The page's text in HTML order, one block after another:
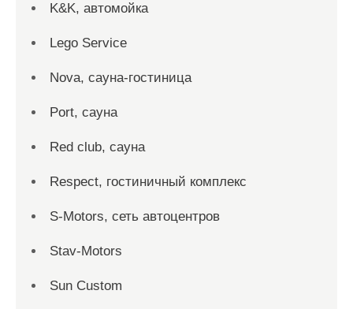
K&K, автомойка
Lego Service
Nova, сауна-гостиница
Port, сауна
Red сlub, сауна
Respect, гостиничный комплекс
S-Motors, сеть автоцентров
Stav-Motors
Sun Custom